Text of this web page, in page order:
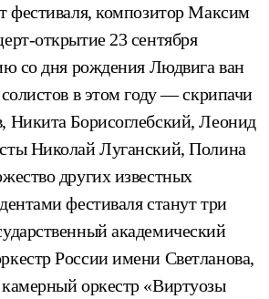
фестиваля, композитор Максим
открытие 23 сентября
со дня рождения Людвига ван
в этом году — скрипачи
Никита Борисоглебский, Леонид
Николай Луганский, Полина
других известных
фестиваля станут три
академический
России имени Светланова,
оркестр «Виртуозы